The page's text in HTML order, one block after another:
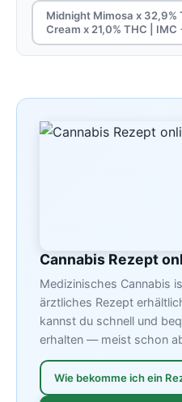
Midnight Mimosa x 32,9%
Cream x 21,0% THC | IMC
Cannabis Rezept
Medizinisches Cannabis
ärztliches Rezept
kannst du schnell und
erhalten — meist schon
Wie bekomme ich ein